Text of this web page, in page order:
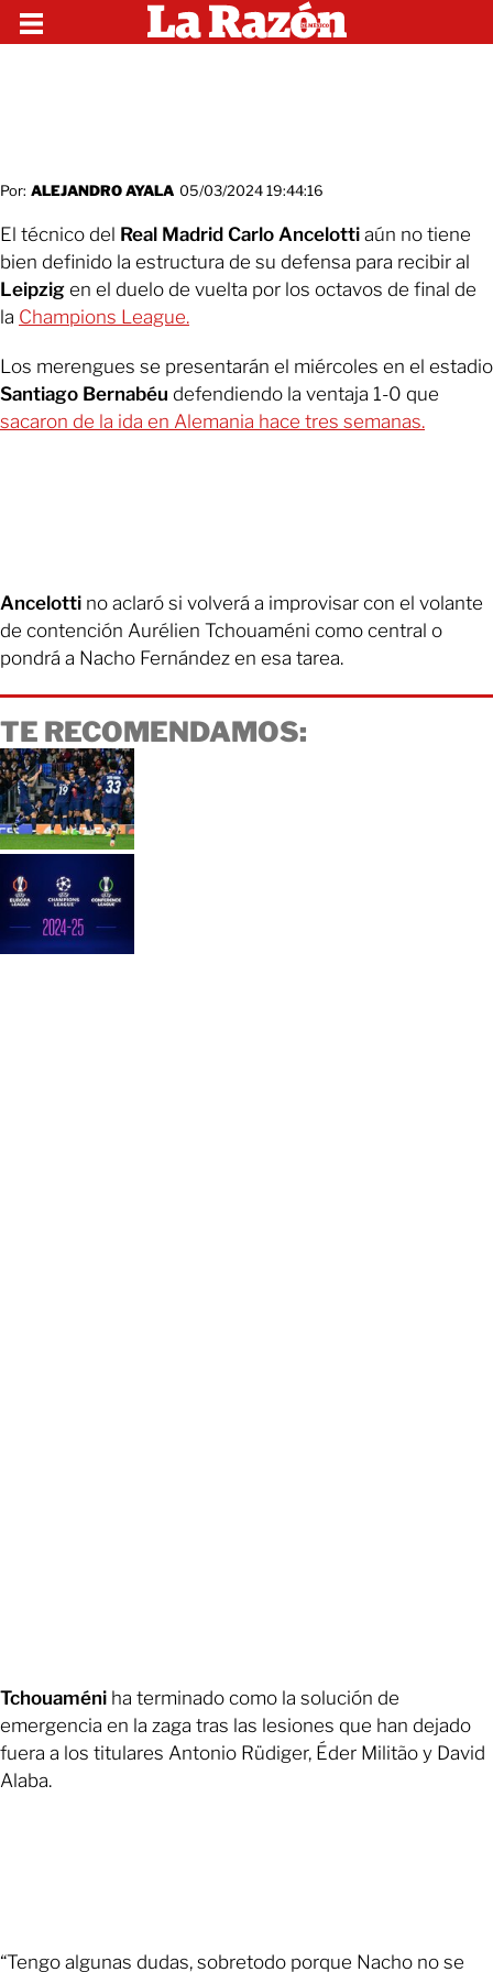
Por: ALEJANDRO AYALA 05/03/2024 19:44:16
El técnico del Real Madrid Carlo Ancelotti aún no tiene
bien definido la estructura de su defensa para recibir al
Leipzig en el duelo de vuelta por los octavos de final de
la Champions League.
Los merengues se presentarán el miércoles en el estadio
Santiago Bernabéu defendiendo la ventaja 1-0 que
sacaron de la ida en Alemania hace tres semanas.
Ancelotti no aclaró si volverá a improvisar con el volante
de contención Aurélien Tchouaméni como central o
pondrá a Nacho Fernández en esa tarea.
TE RECOMENDAMOS:
Tchouaméni ha terminado como la solución de
emergencia en la zaga tras las lesiones que han dejado
fuera a los titulares Antonio Rüdiger, Éder Militão y David
Alaba.
“Tengo algunas dudas, sobretodo porque Nacho no se